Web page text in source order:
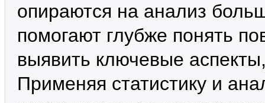
опираются на анализ
помогают глубже понять
выявить ключевые
Применяя статистику и